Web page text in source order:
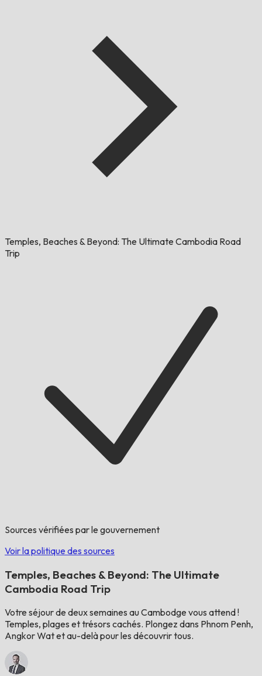
Temples, Beaches & Beyond: The Ultimate Cambodia Road
Trip
Sources vérifiées par le gouvernement
Voir la politique des sources
Temples, Beaches & Beyond: The Ultimate
Cambodia Road Trip
Votre séjour de deux semaines au Cambodge vous attend !
Temples, plages et trésors cachés. Plongez dans Phnom Penh,
Angkor Wat et au-delà pour les découvrir tous.